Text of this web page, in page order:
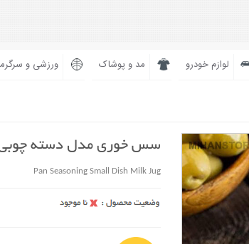
لوازم خودرو مد و پوشاک ورزشی و
سس خوری مدل دسته
Pan Seasoning Small Dish Milk Jug